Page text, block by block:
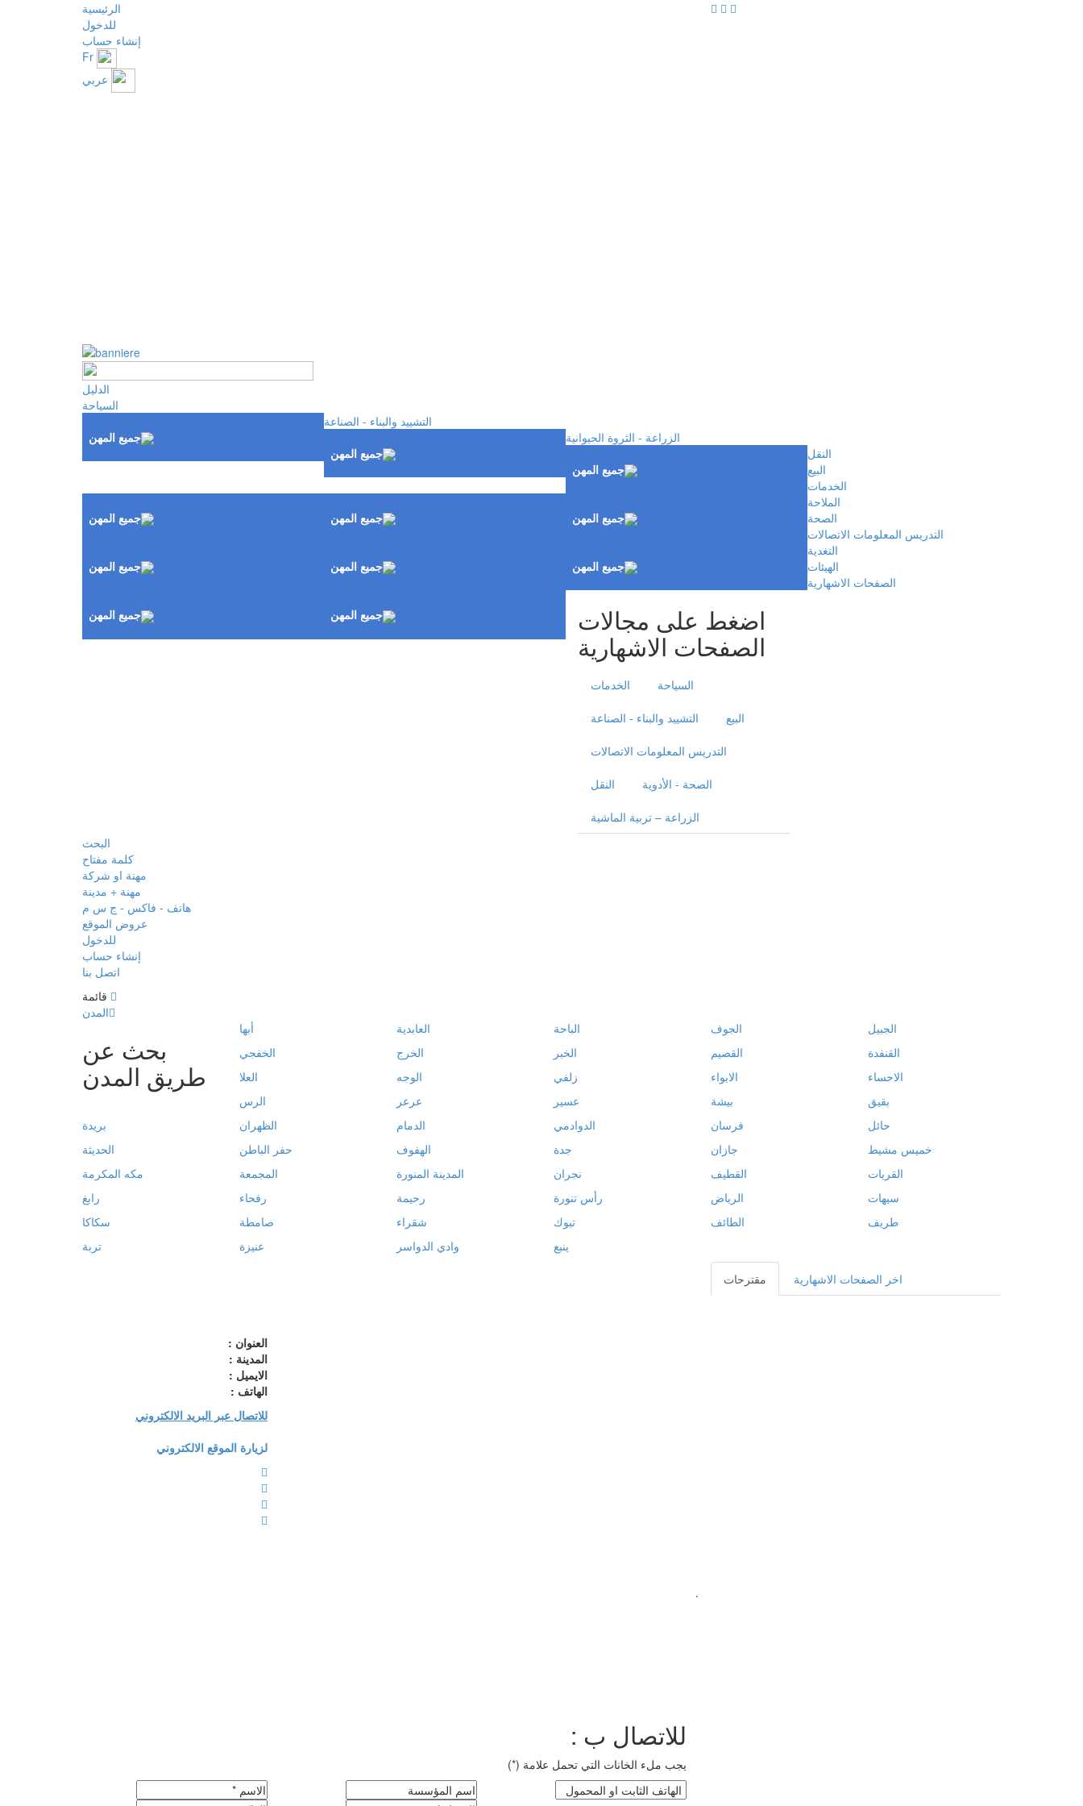
الرئيسية
للدخول
إنشاء حساب
Fr
الدليل
السياحة
التشييد والبناء - الصناعة
الزراعة - الثروة الحيوانية
النقل
البيع
الخدمات
الملاحة
الصحة
التدريس المعلومات الاتصالات
التغدية
الهيئات
الصفحات الاشهارية
اضغط على مجالات
الصفحات الاشهارية
الخدمات السياحة
التشييد والبناء - الصناعة البيع
التدريس المعلومات الاتصالات
النقل الصحة - الأدوية
الزراعة – تربية الماشية
البحث
كلمة مفتاح
مهنة او شركة
مهنة + مدينة
هاتف - فاكس - ج س م
عروض الموقع
للدخول
إنشاء حساب
اتصل بنا
قائمة
المدن
بحث عن
طريق المدن
أبها العابدية الباحة الجوف
الجبيل
الخفجي
الخرج الخبر القصيم
القنفدة
العلا
الوجه زلفي الابواء
الاحساء
الرس
عرعر عسير بيشة
بقيق
بريدة
الظهران الدمام الدوادمي فرسان
حائل
الحديثة
حفر الباطن الهفوف جدة جازان
خميس مشيط
مكه المكرمة
المجمعة المدينة المنورة نجران القطيف
القريات
رابغ
رفحاء رحيمة رأس تنورة الرياض
سيهات
سكاكا
صامطة شقراء تبوك الطائف
طريف
تربة
عنيزة وادي الدواسر ينبع
العنوان :
المدينة :
الايميل :
الهاتف :
للاتصال عبر البريد الالكتروني
لزيارة الموقع الالكتروني
.
للاتصال ب :
يجب ملء الخانات التي تحمل علامة (*)
مقترحات اخر الصفحات الاشهارية